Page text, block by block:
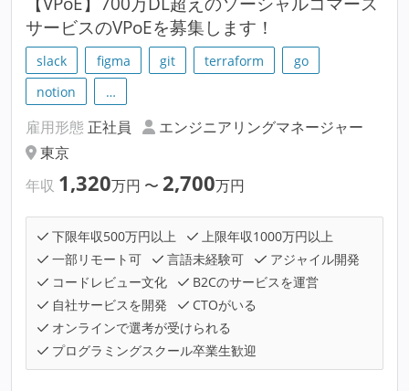
サービスのVPoEを募集します！
slack figma git terraform
go
notion
…
雇用形態 正社員
エンジニアリングマネージャー
東京
年収 1,320万円 〜 2,700万円
下限年収500万円以上
上限年収1000万円以上
一部リモート可
言語未経験可
アジャイル開発
コードレビュー文化
B2Cのサービスを運営
自社サービスを開発
CTOがいる
オンラインで選考が受けられる
プログラミングスクール卒業生歓迎